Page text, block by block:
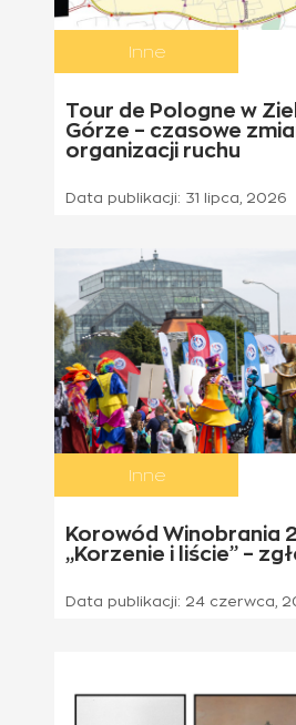
Inne
Tour de Pologne w
Górze – czasowe
organizacji ruchu
Data publikacji: 31 lipca, 2026
Inne
Korowód Winobrania
„Korzenie i liście” –
Data publikacji: 24 czerwca,